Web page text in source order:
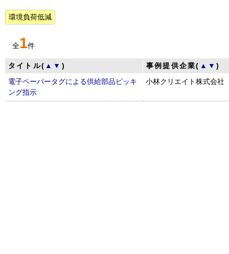
環境負荷低減
全1件
タイトル( ▲ ▼ ) 事例提供企業( ▲ ▼)
電子ペーパータグによる供給部品ピッキ
ング指示
小林クリエイト株式会社